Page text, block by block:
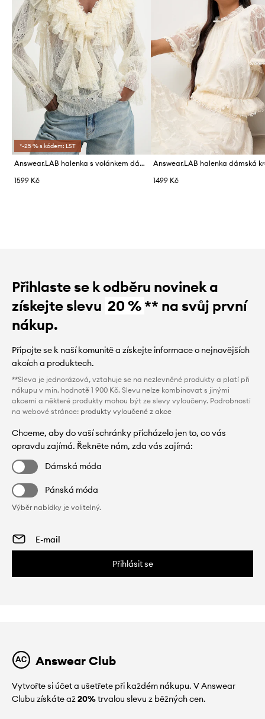
*-25 % s kódem: LST
Answear.LAB halenka s volánkem dámská krajková
1599 Kč
1499 Kč
Přihlaste se k odběru novinek a
získejte slevu 20 %** na svůj první
nákup.
Připojte se k naší komunitě a získejte informace o nejnovějších
akcích a produktech.
**Sleva je jednorázová, vztahuje se na nezlevněné produkty a platí při
nákupu v min. hodnotě 1 900 Kč. Slevu nelze kombinovat s jinými
akcemi a některé produkty mohou být ze slevy vyloučeny. Podrobnosti
na webové stránce: produkty vyloučené z akce
Chceme, aby do vaší schránky přicházelo jen to, co vás
opravdu zajímá. Řekněte nám, zda vás zajímá:
Dámská móda
Pánská móda
Výběr nabídky je volitelný.
Přihlásit se
Answear Club
Vytvořte si účet a ušetřete při každém nákupu. V Answear
Clubu získáte až20%trvalou slevu z běžných cen.